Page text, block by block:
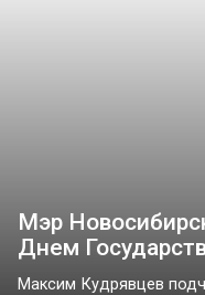
Мэр
Днем
Максим Кудрявцев